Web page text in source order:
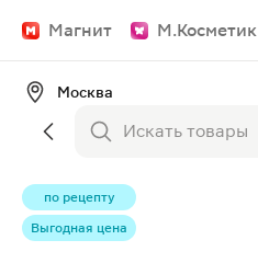
Магнит М.Косметик
Москва
по рецепту
Выгодная цена